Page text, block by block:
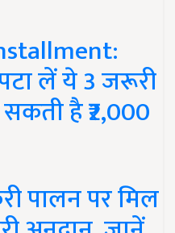
लें ये 3 जरूरी
है ₹2,000
पालन पर मिल